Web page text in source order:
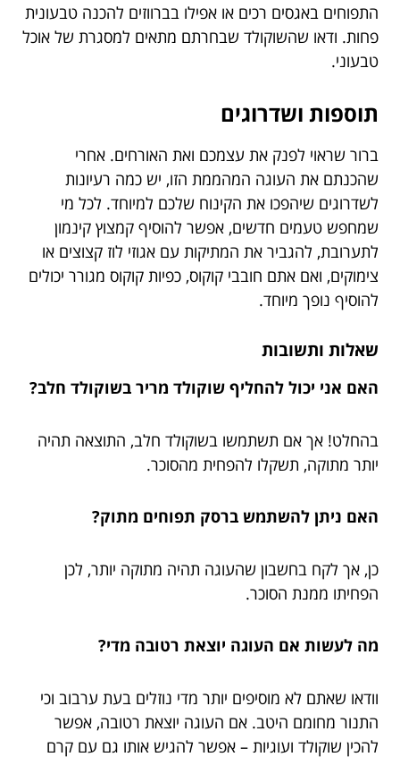
התפוחים באגסים רכים או אפילו בברווזים להכנה טבעונית
פחות. ודאו שהשוקולד שבחרתם מתאים למסגרת של אוכל
טבעוני.
תוספות ושדרוגים
ברור שראוי לפנק את עצמכם ואת האורחים. אחרי
שהכנתם את העוגה המהממת הזו, יש כמה רעיונות
לשדרוגים שיהפכו את הקינוח שלכם למיוחד. לכל מי
שמחפש טעמים חדשים, אפשר להוסיף קמצוץ קינמון
לתערובת, להגביר את המתיקות עם אגוזי לוז קצוצים או
צימוקים, ואם אתם חובבי קוקוס, כפיות קוקוס מגורר יכולים
להוסיף נופך מיוחד.
שאלות ותשובות
האם אני יכול להחליף שוקולד מריר בשוקולד חלב?
בהחלט! אך אם תשתמשו בשוקולד חלב, התוצאה תהיה
יותר מתוקה, תשקלו להפחית מהסוכר.
האם ניתן להשתמש ברסק תפוחים מתוק?
כן, אך לקח בחשבון שהעוגה תהיה מתוקה יותר, לכן
הפחיתו ממנת הסוכר.
מה לעשות אם העוגה יוצאת רטובה מדי?
וודאו שאתם לא מוסיפים יותר מדי נוזלים בעת ערבוב וכי
התנור מחומם היטב. אם העוגה יוצאת רטובה, אפשר
להכין שוקולד ועוגיות – אפשר להגיש אותו גם עם קרם